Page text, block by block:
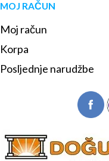
MOJ RAČUN
Moj račun
Korpa
Posljednje narudžbe